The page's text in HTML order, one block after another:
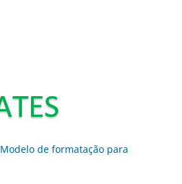
Modelo de formatação para